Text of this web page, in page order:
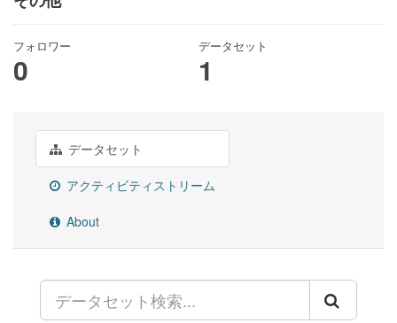
フォロワー
0
データセット
1
データセット
アクティビティストリーム
About